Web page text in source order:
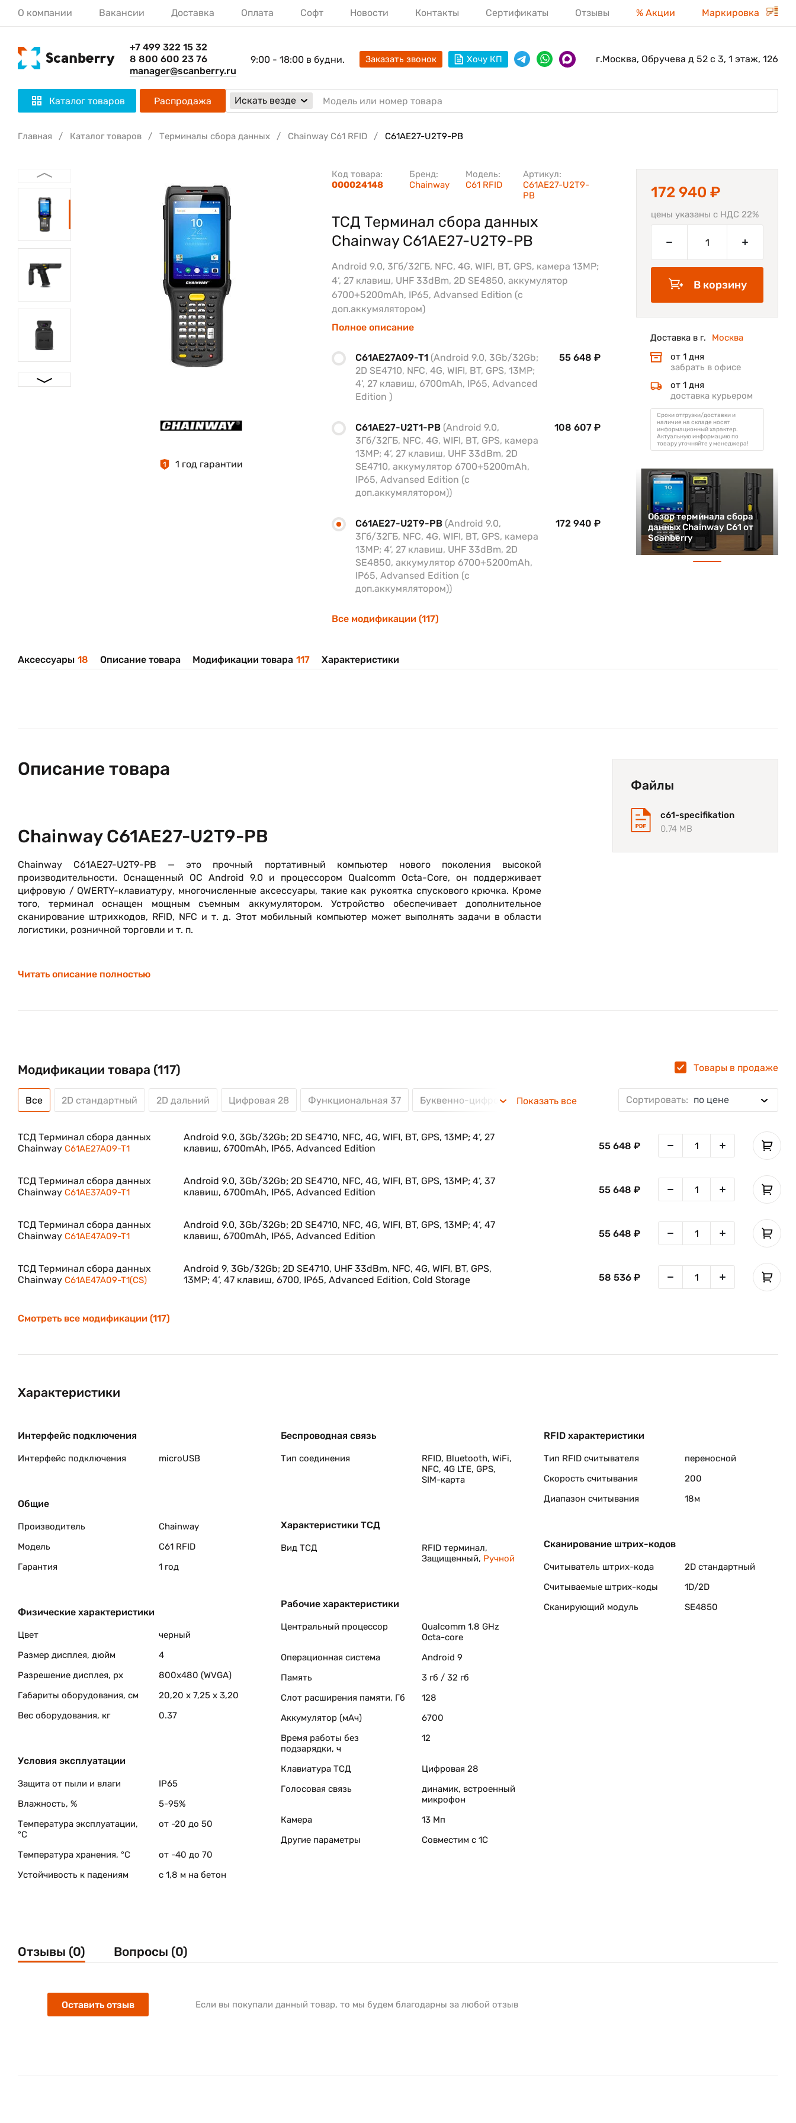
О компании Вакансии Доставка Оплата Софт Новости Контакты Сертификаты Отзывы % Акции Маркировка
+7 499 322 15 32
8 800 600 23 76
manager@scanberry.ru
9:00 - 18:00 в будни. Заказать звонок Хочу КП г.Москва, Обручева д 52 с 3, 1 этаж, 126
Каталог товаров Распродажа Искать везде
Главная Каталог товаров Терминалы сбора данных Chainway C61 RFID C61AE27-U2T9-PB
1 1 год гарантии
Бренд:
Chainway
Модель:
C61 RFID
Код товара:
000024148
Артикул:
C61AE27-U2T9-
PB
ТСД Терминал сбора данных
Chainway C61AE27-U2T9-PB
Android 9.0, 3Гб/32ГБ, NFC, 4G, WIFI, BT, GPS, камера 13MP;
4‘, 27 клавиш, UHF 33dBm, 2D SE4850, аккумулятор
6700+5200mAh, IP65, Advansed Edition (с
доп.аккумялятором)
Полное описание
C61AE27A09-T1 (Android 9.0, 3Gb/32Gb;
2D SE4710, NFC, 4G, WIFI, BT, GPS, 13MP;
4‘, 27 клавиш, 6700mAh, IP65, Advanced
Edition )
55 648 ₽
C61AE27-U2T1-PB (Android 9.0,
3Гб/32ГБ, NFC, 4G, WIFI, BT, GPS, камера
13MP; 4‘, 27 клавиш, UHF 33dBm, 2D
SE4710, аккумулятор 6700+5200mAh,
IP65, Advansed Edition (с
доп.аккумялятором))
108 607 ₽
C61AE27-U2T9-PB (Android 9.0,
3Гб/32ГБ, NFC, 4G, WIFI, BT, GPS, камера
13MP; 4‘, 27 клавиш, UHF 33dBm, 2D
SE4850, аккумулятор 6700+5200mAh,
IP65, Advansed Edition (с
доп.аккумялятором))
172 940 ₽
Все модификации (117)
172 940 ₽
цены указаны с НДС 22%
В корзину
Доставка в г.
Москва
от 1 дня
забрать в офисе
от 1 дня
доставка курьером
Сроки отгрузки/доставки и
наличие на складе носят
информационный характер.
Актуальную информацию по
товару уточняйте у менеджера!
Обзор терминала сбора
данных Chainway C61 от
Scanberry
Аксессуары 18 Описание товара Модификации товара 117 Характеристики
Описание товара
Chainway C61AE27-U2T9-PB
Chainway C61AE27-U2T9-PB — это прочный портативный компьютер нового поколения высокой
производительности. Оснащенный ОС Android 9.0 и процессором Qualcomm Octa-Core, он поддерживает
цифровую / QWERTY-клавиатуру, многочисленные аксессуары, такие как рукоятка спускового крючка. Кроме
того, терминал оснащен мощным съемным аккумулятором. Устройство обеспечивает дополнительное
сканирование штрихкодов, RFID, NFC и т. д. Этот мобильный компьютер может выполнять задачи в области
логистики, розничной торговли и т. п.
Читать описание полностью
Файлы
c61-specifikation
0.74 MB
Модификации товара (117) Товары в продаже
Все 2D стандартный 2D дальний Цифровая 28 Функциональная 37 Буквенно-цифровая 47 Цифровая 27 3 гб / 32 гб 4 гб / 64 гб 3 Гб /
Показать все Сортировать: по цене
ТСД Терминал сбора данных
Chainway C61AE27A09-T1
Android 9.0, 3Gb/32Gb; 2D SE4710, NFC, 4G, WIFI, BT, GPS, 13MP; 4‘, 27
клавиш, 6700mAh, IP65, Advanced Edition
55 648 ₽
ТСД Терминал сбора данных
Chainway C61AE37A09-T1
Android 9.0, 3Gb/32Gb; 2D SE4710, NFC, 4G, WIFI, BT, GPS, 13MP; 4‘, 37
клавиш, 6700mAh, IP65, Advanced Edition
55 648 ₽
ТСД Терминал сбора данных
Chainway C61AE47A09-T1
Android 9.0, 3Gb/32Gb; 2D SE4710, NFC, 4G, WIFI, BT, GPS, 13MP; 4‘, 47
клавиш, 6700mAh, IP65, Advanced Edition
55 648 ₽
ТСД Терминал сбора данных
Chainway C61AE47A09-T1(CS)
Android 9, 3Gb/32Gb; 2D SE4710, UHF 33dBm, NFC, 4G, WIFI, BT, GPS,
13MP; 4‘, 47 клавиш, 6700, IP65, Advanced Edition, Cold Storage
58 536 ₽
Смотреть все модификации (117)
Характеристики
Интерфейс подключения
Интерфейс подключения microUSB
Общие
Производитель
Chainway
Модель
C61 RFID
Гарантия
1 год
Физические характеристики
Цвет
черный
Размер дисплея, дюйм
4
Разрешение дисплея, px
800х480 (WVGA)
Габариты оборудования, см
20,20 x 7,25 x 3,20
Вес оборудования, кг
0.37
Условия эксплуатации
Защита от пыли и влаги
IP65
Влажность, %
5-95%
Температура эксплуатации,
°C
от -20 до 50
Температура хранения, °C
от -40 до 70
Устойчивость к падениям
с 1,8 м на бетон
Беспроводная связь
Тип соединения
RFID, Bluetooth, WiFi,
NFС, 4G LTE, GPS,
SIM-карта
Характеристики ТСД
Вид ТСД
RFID терминал,
Защищенный, Ручной
Рабочие характеристики
Центральный процессор
Qualcomm 1.8 GHz
Octa-core
Операционная система
Android 9
Память
3 гб / 32 гб
Слот расширения памяти, Гб
128
Аккумулятор (мАч)
6700
Время работы без
подзарядки, ч
12
Клавиатура ТСД
Цифровая 28
Голосовая связь
динамик, встроенный
микрофон
Камера
13 Мп
Другие параметры
Совместим с 1С
RFID характеристики
Тип RFID считывателя
переносной
Скорость считывания
200
Диапазон считывания
18м
Сканирование штрих-кодов
Считыватель штрих-кода
2D стандартный
Считываемые штрих-коды
1D/2D
Сканирующий модуль
SE4850
Отзывы (0) Вопросы (0)
Оставить отзыв Если вы покупали данный товар, то мы будем благодарны за любой отзыв